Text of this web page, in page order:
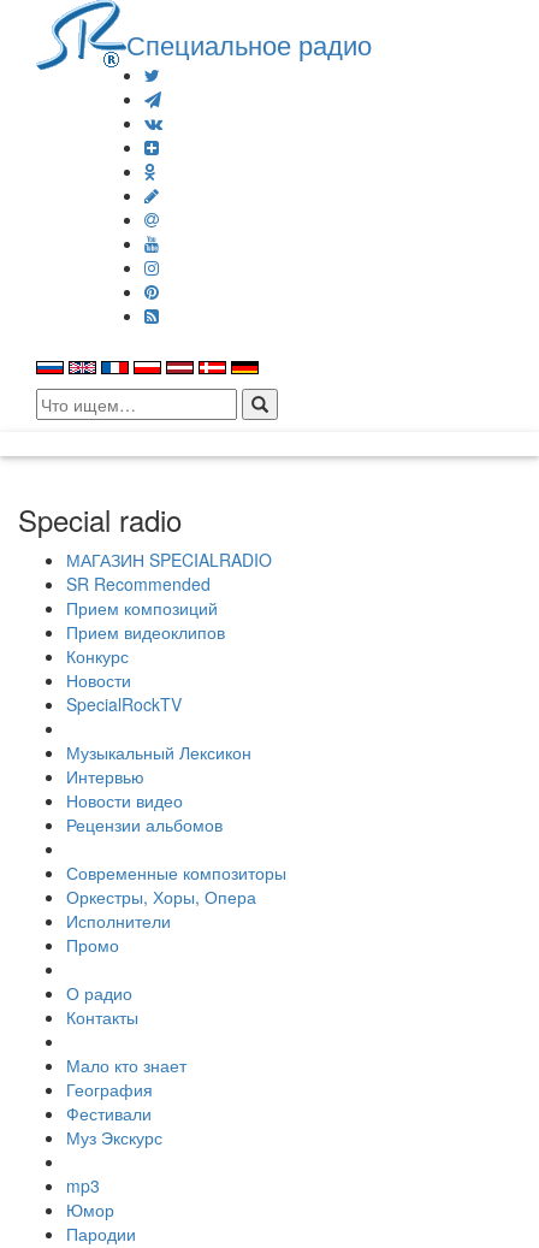
Специальное радио
Search
for:
Special radio
МАГАЗИН SPECIALRADIO
SR Recommended
Прием композиций
Прием видеоклипов
Конкурс
Новости
SpecialRockTV
Музыкальный Лексикон
Интервью
Новости видео
Рецензии альбомов
Современные композиторы
Оркестры, Хоры, Опера
Исполнители
Промо
О радио
Контакты
Мало кто знает
География
Фестивали
Муз Экскурс
mp3
Юмор
Пародии